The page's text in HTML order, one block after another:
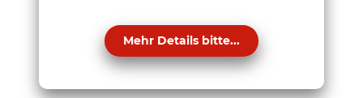
Mehr Details bitte...